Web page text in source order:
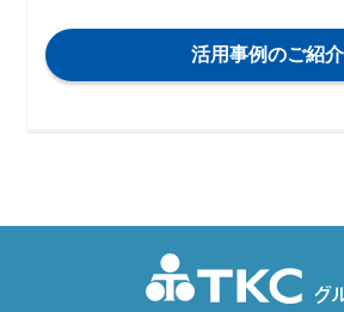
活用事例のご紹介